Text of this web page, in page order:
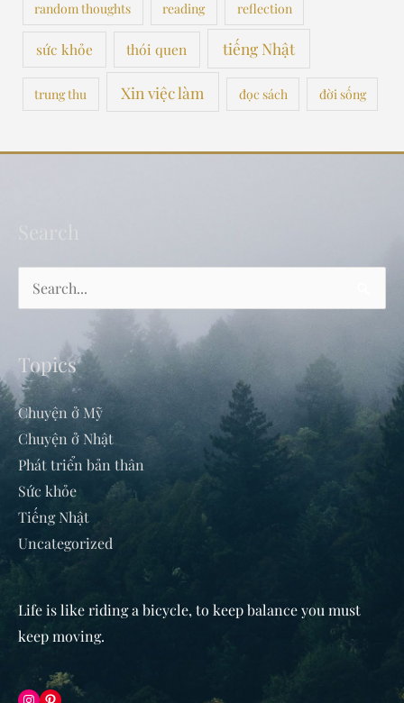
random thoughts reading reflection
sức khỏe thói quen tiếng Nhật
trung thu Xin việc làm đọc sách đời sống
Search
Topics
Chuyện ở Mỹ
Chuyện ở Nhật
Phát triển bản thân
Sức khỏe
Tiếng Nhật
Uncategorized
Life is like riding a bicycle, to keep balance you must
keep moving.
Instagram
Pinterest